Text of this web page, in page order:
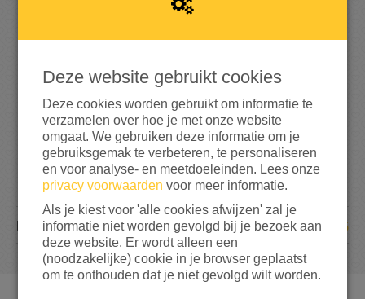
0
104% bereikt van mijn streefbedrag € 1.000
55
DONATIES
Deze website gebruikt cookies
Deze cookies worden gebruikt om informatie te
verzamelen over hoe je met onze website
omgaat. We gebruiken deze informatie om je
gebruiksgemak te verbeteren, te personaliseren
en voor analyse- en meetdoeleinden. Lees onze
privacy voorwaarden voor meer informatie.
Als je kiest voor 'alle cookies afwijzen' zal je
informatie niet worden gevolgd bij je bezoek aan
deze website. Er wordt alleen een
(noodzakelijke) cookie in je browser geplaatst
om te onthouden dat je niet gevolgd wilt worden.